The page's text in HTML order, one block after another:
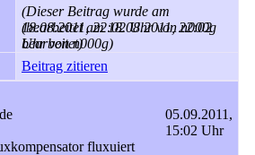
(Dieser Beitrag wurde am
18.08.2011, 22:02 Uhr von n000g
bearbeitet)
(bearbeitet am 18.08.2011, 22:02
Uhr von n000g)
Beitrag zitieren
fluxuiert
05.09.2011,
15:02 Uhr